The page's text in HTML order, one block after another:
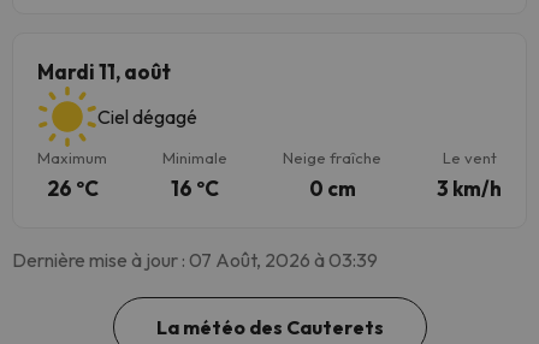
Mardi 11, août
Ciel dégagé
Maximum
26 ºC
Minimale
16 ºC
Neige fraîche
0 cm
Le vent
3 km/h
Dernière mise à jour : 07 Août, 2026 à 03:39
La météo des Cauterets